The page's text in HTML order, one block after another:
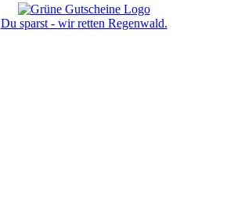
Du sparst - wir retten Regenwald.